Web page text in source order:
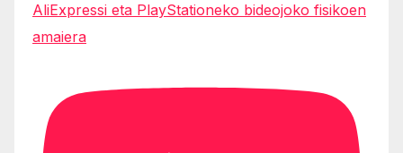
AliExpressi eta PlayStationeko bideojoko fisikoen
amaiera